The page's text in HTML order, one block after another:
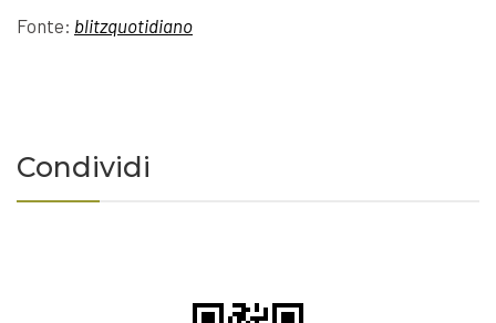
Fonte: blitzquotidiano
Condividi